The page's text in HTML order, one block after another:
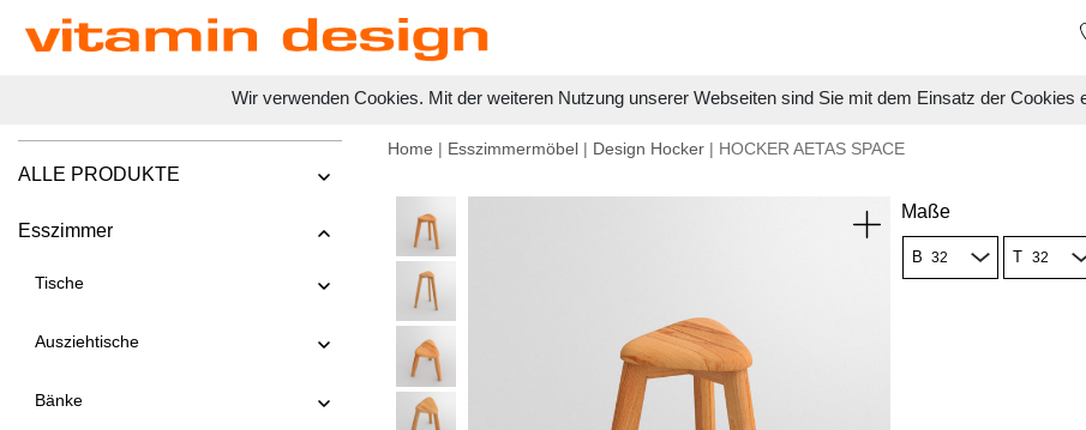
Wir verwenden Cookies. Mit der weiteren Nutzung unserer Webseiten sind Sie mit dem Einsatz der Cookies
ALLE PRODUKTE
Esszimmer
Tische
Ausziehtische
Bänke
Home | Esszimmermöbel | Design Hocker | HOCKER AETAS SPACE
Maße
B T